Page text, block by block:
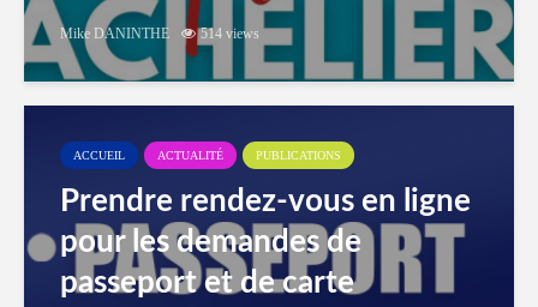
Mike DANINTHE 514 views
ACCUEIL ACTUALITÉ PUBLICATIONS
Prendre rendez-vous en ligne
pour les demandes de
passeport et de carte